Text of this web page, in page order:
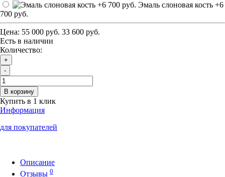
Эмаль слоновая кость +6
700 руб.
Цена: 55 000 руб. 33 600 руб.
Есть в наличии
Количество:
+
-
В корзину
Купить в 1 клик
Информация
для покупателей
Описание
Отзывы 0